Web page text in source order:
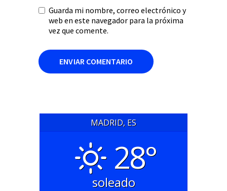
Guarda mi nombre, correo electrónico y
web en este navegador para la próxima
vez que comente.
MADRID, ES
28°
soleado